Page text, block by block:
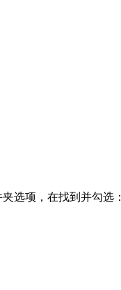
选项，在找到并勾选